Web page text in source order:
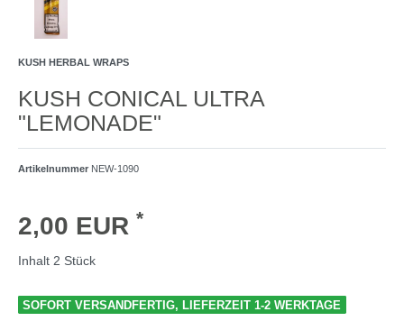
KUSH HERBAL WRAPS
KUSH CONICAL ULTRA
"LEMONADE"
Artikelnummer NEW-1090
2,00 EUR *
Inhalt 2 Stück
SOFORT VERSANDFERTIG, LIEFERZEIT 1-2 WERKTAGE